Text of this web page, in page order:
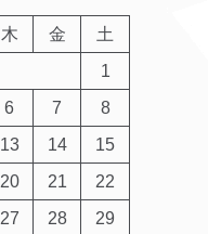
木 金
土
1
6 7
8
13 14
15
20 21
22
27 28
29